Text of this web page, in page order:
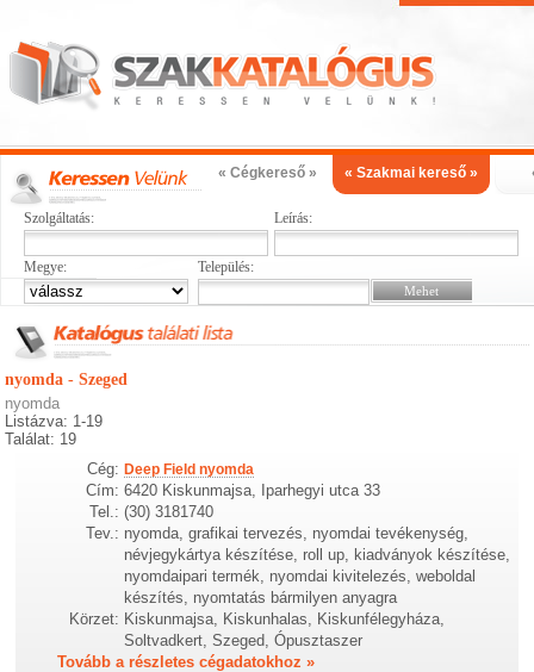
« Cégkereső » « Szakmai kereső »
Szolgáltatás: Leírás:
Megye: Település:
nyomda - Szeged
nyomda
Listázva: 1-19
Találat: 19
Cég: Deep Field nyomda
Cím: 6420 Kiskunmajsa, Iparhegyi utca 33
Tel.: (30) 3181740
Tev.: nyomda, grafikai tervezés, nyomdai tevékenység,
névjegykártya készítése, roll up, kiadványok készítése,
nyomdaipari termék, nyomdai kivitelezés, weboldal
készítés, nyomtatás bármilyen anyagra
Körzet: Kiskunmajsa, Kiskunhalas, Kiskunfélegyháza,
Soltvadkert, Szeged, Ópusztaszer
Tovább a részletes cégadatokhoz »